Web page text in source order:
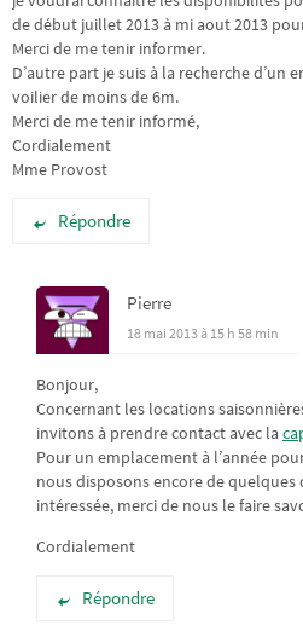
de début juillet 2013 à mi aout 2013
Merci de me tenir informer.
D’autre part je suis à la recherche d’un
voilier de moins de 6m.
Merci de me tenir informé,
Cordialement
Mme Provost
Répondre
Pierre
18 mai 2013 à 15 h 58 min
Bonjour,
Concernant les locations
invitons à prendre contact avec la
Pour un emplacement à l’année
nous disposons encore de quelques
intéressée, merci de nous le faire
Cordialement
Répondre